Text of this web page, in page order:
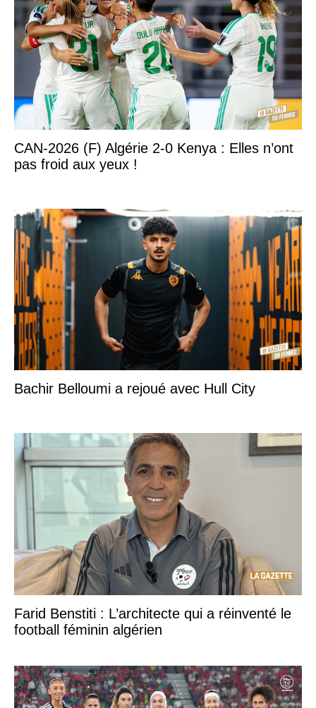
CAN-2026 (F) Algérie 2-0 Kenya : Elles n’ont
pas froid aux yeux !
Bachir Belloumi a rejoué avec Hull City
Farid Benstiti : L’architecte qui a réinventé le
football féminin algérien